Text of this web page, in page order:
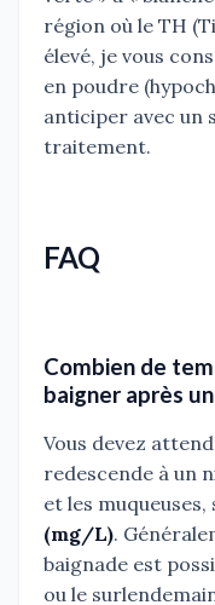
région où le TH
élevé, je vous
en poudre
anticiper avec un
traitement.
FAQ
Combien de
baigner après
Vous devez
redescende à un
et les
(mg/L).
baignade est
ou le